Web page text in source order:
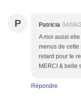
P Patricia 04/06/
A moi aussi
menus de cette
retard pour te
MERCI & belle
Répondre